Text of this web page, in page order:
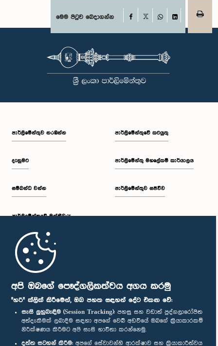
අපි ඔබගේ පෞද්ගලිකත්වය අගය කරමු
"හරි" ක්ලික් කිරීමෙන්, ඔබ පහත සඳහන් දේට එකඟ වේ:
සැසි ලුහුබැඳීම (Session Tracking): පහසු සහ වඩාත් පුද්ගලාරෝපිත
අත්දැකීමක් ලබාදීම සඳහා අපගේ වෙබ් අඩවියේ ඔබගේ ක්‍රියාකාරකම්
නිරීක්ෂණය කිරීමට අපි සැසි භාවිතා කරන්නෙමු.
දත්ත සටහන් කිරීම: අපගේ සේවාවන්හි ආරක්ෂාව සහ ක්‍රියාකාරීත්වය
මෙම පිටුව බෙදාගන්න Facebook
WhatsAppLinkedIn
පාර්ලි‌මේන්තුව නරඹන්න
දැනුමට
සම්බන්ධ වන්න
පාර්ලි‌මේන්තුවේ මන්ත්‍රීවරු
මුල් පිටුව
පාර්ලිමේන්තුවේ කටයුතු
පාර්ලිමේන්තු මහලේකම් කාර්යාලය
පාර්ලිමේන්තුව සජීවීව
පාර්ලිමේන්තු ජංගම යෙදුම
අප හා සම්බන්ධ වී සිටින්න :